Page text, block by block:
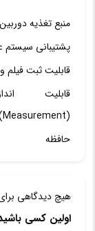
منبع تغذیه دوربین
پشتیبانی سیستم
قابلیت ثبت
قابلیت
(Measurement)
حافظه
هیچ دیدگاهی
اولین کسی